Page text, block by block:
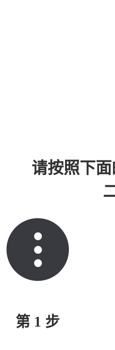
请按照下
第 1 步